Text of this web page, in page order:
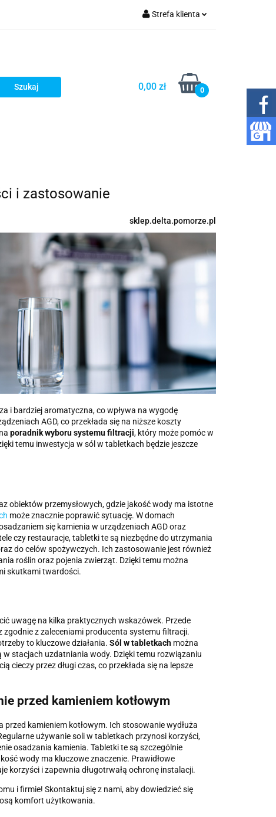
Strefa klienta
Dodaj zgłoszenie
Zgody cookies
0,00 zł 0
i zastosowanie
sklep.delta.pomorze.pl
i bardziej aromatyczna, co wpływa na wygodę
AGD, co przekłada się na niższe koszty
poradnik wyboru systemu filtracji, który może pomóc w
temu inwestycja w sól w tabletkach będzie jeszcze
obiektów przemysłowych, gdzie jakość wody ma istotne
może znacznie poprawić sytuację. W domach
się kamienia w urządzeniach AGD oraz
czy restauracje, tabletki te są niezbędne do utrzymania
do celów spożywczych. Ich zastosowanie jest również
roślin oraz pojenia zwierząt. Dzięki temu można
skutkami twardości.
uwagę na kilka praktycznych wskazówek. Przede
z zaleceniami producenta systemu filtracji.
to kluczowe działania. Sól w tabletkachmożna
stacjach uzdatniania wody. Dzięki temu rozwiązaniu
cieczy przez długi czas, co przekłada się na lepsze
przed kamieniem kotłowym
kamieniem kotłowym. Ich stosowanie wydłuża
używanie soli w tabletkach przynosi korzyści,
osadzania kamienia. Tabletki te są szczególnie
wody ma kluczowe znaczenie. Prawidłowe
korzyści i zapewnia długotrwałą ochronę instalacji.
i firmie! Skontaktuj się z nami, aby dowiedzieć się
komfort użytkowania.